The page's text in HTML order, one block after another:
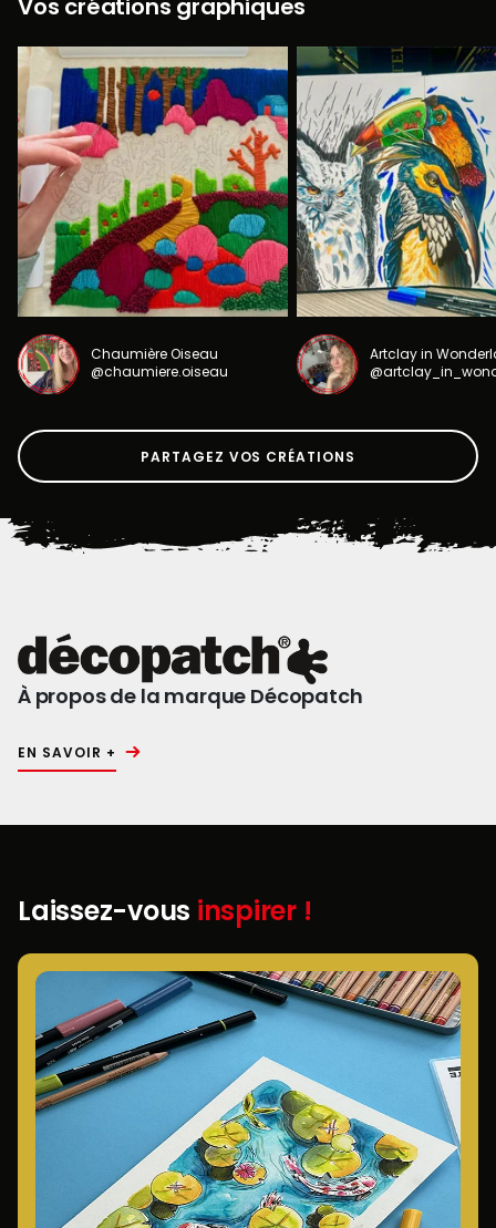
Vos créations graphiques
Chaumière Oiseau
@chaumiere.oiseau
Artclay in
PARTAGEZ VOS CRÉATIONS
À propos de la marque Décopatch
EN SAVOIR +
Laissez-vous inspirer !